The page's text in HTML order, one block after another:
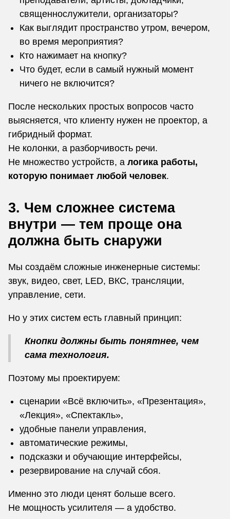
священнослужители, организаторы?
Как выглядит пространство утром, вечером,
во время мероприятия?
Кто нажимает на кнопку?
Что будет, если в самый нужный момент
ничего не включится?
После нескольких простых вопросов часто
выясняется, что клиенту нужен не проектор, а
гибридный формат.
Не колонки, а разборчивость речи.
Не множество устройств, а логика работы,
которую понимает любой человек.
3. Чем сложнее система
внутри — тем проще она
должна быть снаружи
Мы создаём сложные инженерные системы:
звук, видео, свет, LED, ВКС, трансляции,
управление, сети.
Но у этих систем есть главный принцип:
Кнопки должны быть понятнее, чем
сама технология.
Поэтому мы проектируем:
сценарии «Всё включить», «Презентация»,
«Лекция», «Спектакль»,
удобные панели управления,
автоматические режимы,
подсказки и обучающие интерфейсы,
резервирование на случай сбоя.
Именно это люди ценят больше всего.
Не мощность усилителя — а удобство.